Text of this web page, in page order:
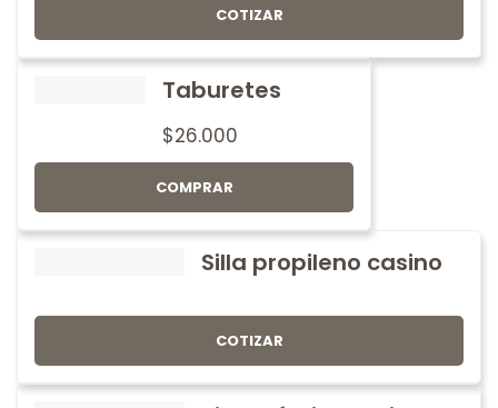
COTIZAR
Taburetes
$26.000
COMPRAR
Silla propileno casino
COTIZAR